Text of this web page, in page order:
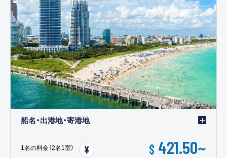
船名・出港地・寄港地
1名の料金（2名1室） $ 421.50~